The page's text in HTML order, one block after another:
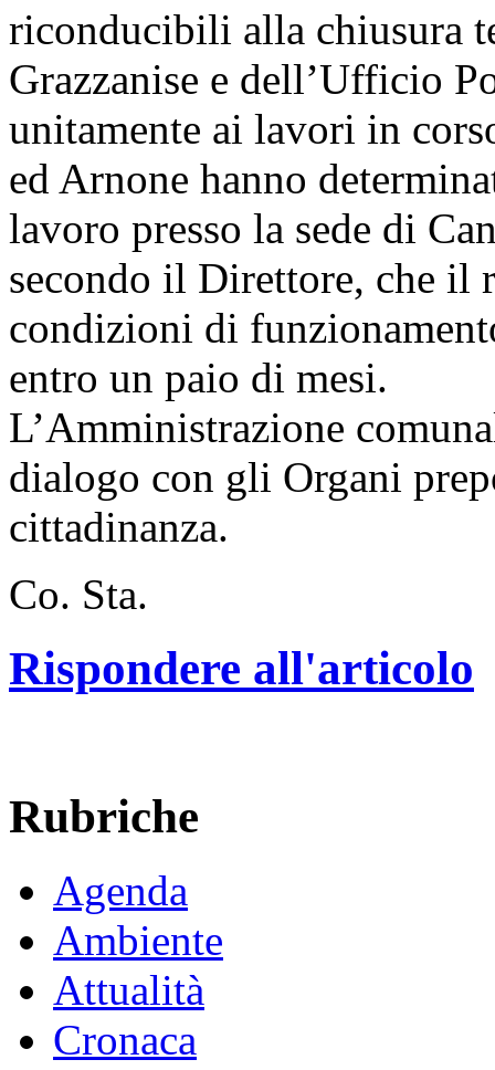
riconducibili alla chiusura
Grazzanise e dell’Ufficio
unitamente ai lavori in
ed Arnone hanno
lavoro presso la sede di
secondo il Direttore, che
condizioni di
entro un paio di mesi.
L’Amministrazione
dialogo con gli Organi
cittadinanza.
Co. Sta.
Rispondere all'articolo
Rubriche
Agenda
Ambiente
Attualità
Cronaca